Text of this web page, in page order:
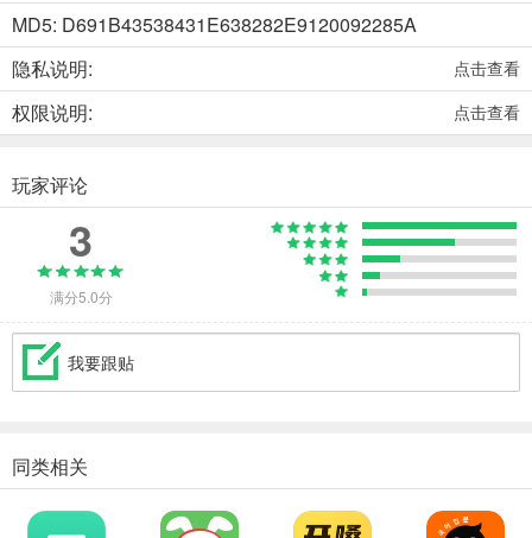
MD5: D691B43538431E638282E9120092285A
隐私说明:
点击查看
权限说明: 点击查看
玩家评论
3
满分5.0分
我要跟贴
同类相关